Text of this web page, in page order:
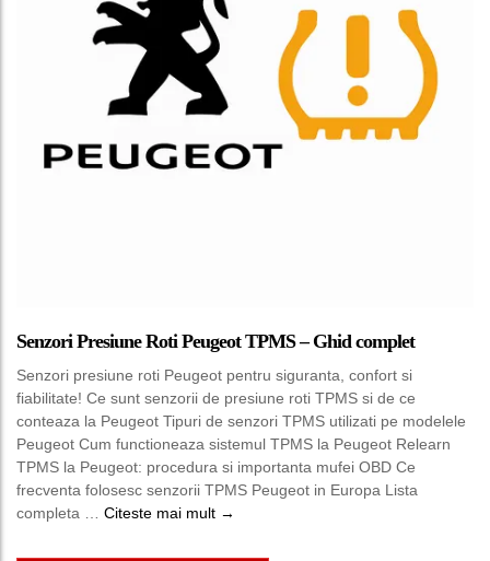
Senzori Presiune Roti Peugeot TPMS – Ghid complet
Senzori presiune roti Peugeot pentru siguranta, confort si
fiabilitate! Ce sunt senzorii de presiune roti TPMS si de ce
conteaza la Peugeot Tipuri de senzori TPMS utilizati pe modelele
Peugeot Cum functioneaza sistemul TPMS la Peugeot Relearn
TPMS la Peugeot: procedura si importanta mufei OBD Ce
frecventa folosesc senzorii TPMS Peugeot in Europa Lista
completa … Citeste mai mult Senzori Presiune Roti Peugeot TPMS
→